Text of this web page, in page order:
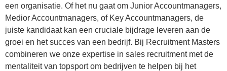
een organisatie. Of het nu gaat om Junior Accountmanagers,
Medior Accountmanagers, of Key Accountmanagers, de
juiste kandidaat kan een cruciale bijdrage leveren aan de
groei en het succes van een bedrijf. Bij Recruitment Masters
combineren we onze expertise in sales recruitment met de
mentaliteit van topsport om bedrijven te helpen bij het